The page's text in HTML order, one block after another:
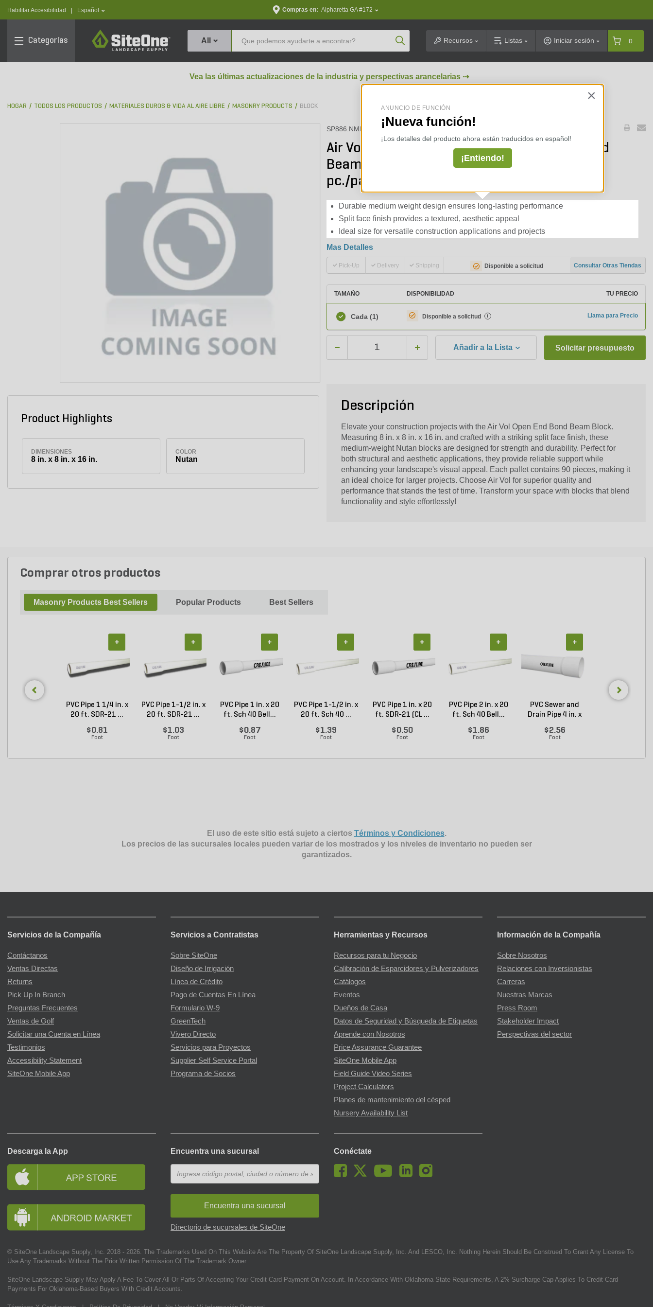
Habilitar Accesibilidad text.language
Español Compras en: Alpharetta GA #172
Categorías
SiteOne
All Product SearchRecursos Listas Iniciar sesión 0
Vea las últimas actualizaciones de la industria y perspectivas arancelarias ⇢
HOGAR TODOS LOS PRODUCTOS MATERIALES DUROS & VIDA AL AIRE LIBRE MASONRY PRODUCTS BLOCK
Product Highlights
DIMENSIONES
8 in. x 8 in. x 16 in.
COLOR
Nutan
SP886.NMBBO10
Air Vol 8 in. x 8 in. x 16 in. Block Open End Bond
Beam Split 1 Side Medium Weight Nutan (90
pc./pallet)
Durable medium weight design ensures long-lasting performance
Split face finish provides a textured, aesthetic appeal
Ideal size for versatile construction applications and projects
Mas Detalles
Pick-Up Delivery Shipping Disponible a solicitud Consultar Otras Tiendas
TAMAÑO DISPONIBILIDAD TU PRECIO
Cada (1) Disponible a solicitud i Llama para Precio
Añadir a la Lista Solicitar presupuesto
Descripción
Elevate your construction projects with the Air Vol Open End Bond Beam Block.
Measuring 8 in. x 8 in. x 16 in. and crafted with a striking split face finish, these
medium-weight Nutan blocks are designed for strength and durability. Perfect for
both structural and aesthetic applications, they provide reliable support while
enhancing your landscape's visual appeal. Each pallet contains 90 pieces, making it
an ideal choice for larger projects. Choose Air Vol for superior quality and
performance that stands the test of time. Transform your space with blocks that blend
functionality and style effortlessly!
Comprar otros productos
Masonry Products Best Sellers Popular Products Best Sellers
PVC Pipe 1 1/4 in. x
20 ft. SDR-21 ...
$0.81
Foot
+
PVC Pipe 1-1/2 in. x
20 ft. SDR-21 ...
$1.03
Foot
+
PVC Pipe 1 in. x 20
ft. Sch 40 Bell...
$0.87
Foot
+
PVC Pipe 1-1/2 in. x
20 ft. Sch 40 ...
$1.39
Foot
+
PVC Pipe 1 in. x 20
ft. SDR-21 (CL ...
$0.50
Foot
+
PVC Pipe 2 in. x 20
ft. Sch 40 Bell...
$1.86
Foot
+
PVC Sewer and
Drain Pipe 4 in. x
$2.56
Foot
+
El uso de este sitio está sujeto a ciertos Términos y Condiciones.
Los precios de las sucursales locales pueden variar de los mostrados y los niveles de inventario no pueden ser
garantizados.
Servicios de la Compañía
Contáctanos
Ventas Directas
Returns
Pick Up In Branch
Preguntas Frecuentes
Ventas de Golf
Solicitar una Cuenta en Línea
Testimonios
Accessibility Statement
SiteOne Mobile App
Servicios a Contratistas
Sobre SiteOne
Diseño de Irrigación
Línea de Crédito
Pago de Cuentas En Línea
Formulario W-9
GreenTech
Vivero Directo
Servicios para Proyectos
Supplier Self Service Portal
Programa de Socios
Herramientas y Recursos
Recursos para tu Negocio
Calibración de Esparcidores y Pulverizadores
Catálogos
Eventos
Dueños de Casa
Datos de Seguridad y Búsqueda de Etiquetas
Aprende con Nosotros
Price Assurance Guarantee
SiteOne Mobile App
Field Guide Video Series
Project Calculators
Planes de mantenimiento del césped
Nursery Availability List
Información de la Compañía
Sobre Nosotros
Relaciones con Inversionistas
Carreras
Nuestras Marcas
Press Room
Stakeholder Impact
Perspectivas del sector
Descarga la App Encuentra una sucursal
Encuentra una sucursal
Directorio de sucursales de SiteOne
Conéctate
© SiteOne Landscape Supply, Inc. 2018 - 2026 . The Trademarks Used On This Website Are The Property Of SiteOne Landscape Supply, Inc. And LESCO, Inc. Nothing Herein Should Be Construed To Grant Any License To
Use Any Trademarks Without The Prior Written Permission Of The Trademark Owner.
SiteOne Landscape Supply May Apply A Fee To Cover All Or Parts Of Accepting Your Credit Card Payment On Account. In Accordance With Oklahoma State Requirements, A 2% Surcharge Cap Applies To Credit Card
Payments For Oklahoma-Based Buyers With Credit Accounts.
×
ANUNCIO DE FUNCIÓN
¡Nueva función!
¡Los detalles del producto ahora están traducidos en español!
¡Entiendo!